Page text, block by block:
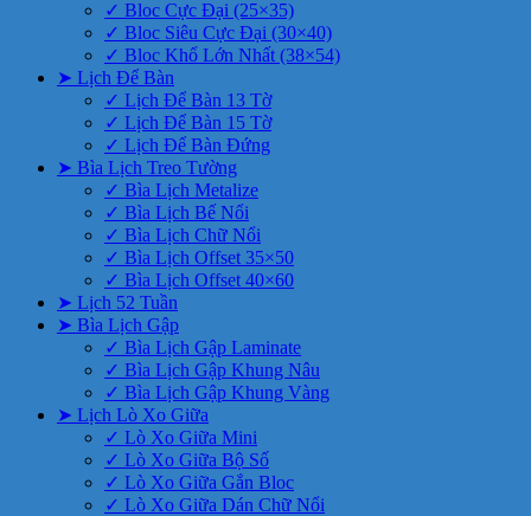
✓ Bloc Cực Đại (25×35)
✓ Bloc Siêu Cực Đại (30×40)
✓ Bloc Khổ Lớn Nhất (38×54)
➤ Lịch Để Bàn
✓ Lịch Để Bàn 13 Tờ
✓ Lịch Để Bàn 15 Tờ
✓ Lịch Để Bàn Đứng
➤ Bìa Lịch Treo Tường
✓ Bìa Lịch Metalize
✓ Bìa Lịch Bế Nổi
✓ Bìa Lịch Chữ Nổi
✓ Bìa Lịch Offset 35×50
✓ Bìa Lịch Offset 40×60
➤ Lịch 52 Tuần
➤ Bìa Lịch Gập
✓ Bìa Lịch Gập Laminate
✓ Bìa Lịch Gập Khung Nâu
✓ Bìa Lịch Gập Khung Vàng
➤ Lịch Lò Xo Giữa
✓ Lò Xo Giữa Mini
✓ Lò Xo Giữa Bộ Số
✓ Lò Xo Giữa Gắn Bloc
✓ Lò Xo Giữa Dán Chữ Nổi